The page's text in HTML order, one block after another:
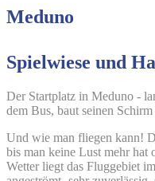
Meduno
Spielwiese und
Der Startplatz in Meduno -
dem Bus, baut seinen
Und wie man fliegen kann!
bis man keine Lust mehr hat
Wetter liegt das Fluggebiet